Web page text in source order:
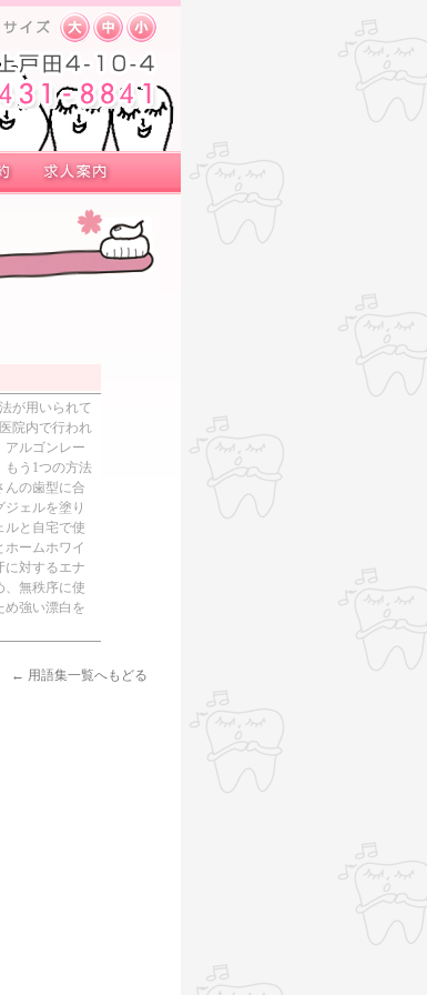
が用いられて
院内で行われ
アルゴンレー
う1つの方法
んの歯型に合
ェルを塗り
ルと自宅で使
ームホワイ
に対するエナ
、無秩序に使
め強い漂白を
← 用語集一覧へもどる